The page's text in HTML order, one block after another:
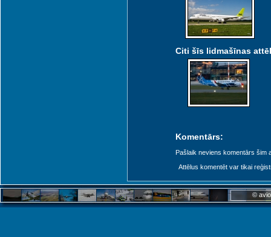
Citi šīs lidmašīnas
Komentārs:
Pašlaik neviens komentārs šim
Attēlus komentēt var tikai
©